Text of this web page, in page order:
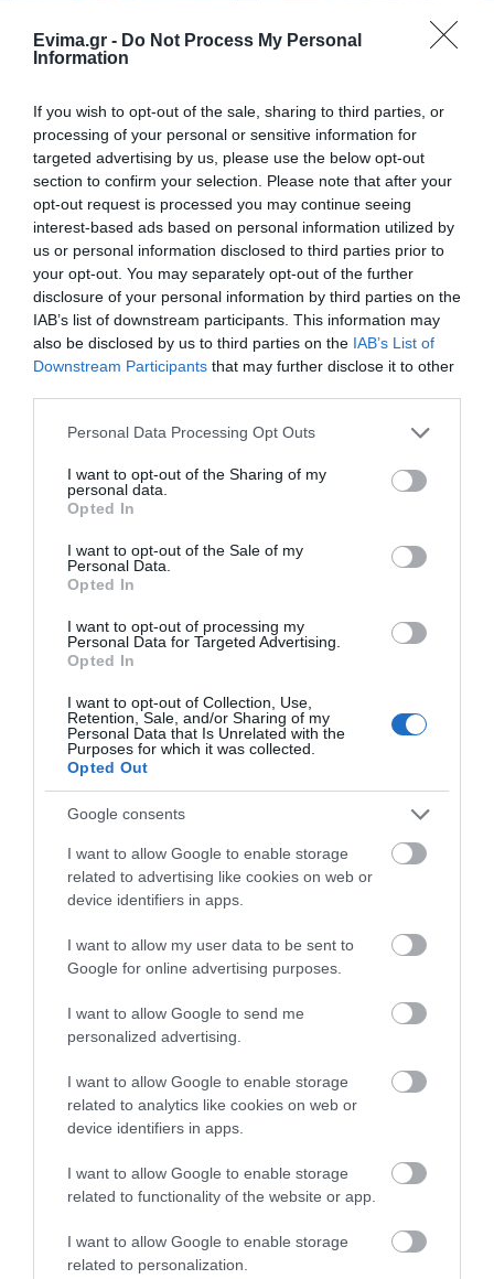
Evima.gr - Do Not Process My Personal
Information
If you wish to opt-out of the sale, sharing to third parties, or
processing of your personal or sensitive information for
targeted advertising by us, please use the below opt-out
section to confirm your selection. Please note that after your
opt-out request is processed you may continue seeing
interest-based ads based on personal information utilized by
us or personal information disclosed to third parties prior to
your opt-out. You may separately opt-out of the further
disclosure of your personal information by third parties on the
IAB’s list of downstream participants. This information may
also be disclosed by us to third parties on the IAB’s List of
Downstream Participants that may further disclose it to other
Please note that this website/app uses one or more Google
not limited to your visit or usage behaviour. You may click to
grant or deny consent to Google and its third-party tags to
use your data for below specified purposes in below Google
consent section.
Personal Data Processing Opt Outs
I want to opt-out of the Sharing of my
personal data.
Opted In
I want to opt-out of the Sale of my
Personal Data.
Opted In
I want to opt-out of processing my
Personal Data for Targeted Advertising.
Opted In
I want to opt-out of Collection, Use,
Retention, Sale, and/or Sharing of my
Personal Data that Is Unrelated with the
Purposes for which it was collected.
Opted Out
Google consents
I want to allow Google to enable storage
related to advertising like cookies on web or
device identifiers in apps.
I want to allow my user data to be sent to
Google for online advertising purposes.
I want to allow Google to send me
personalized advertising.
I want to allow Google to enable storage
related to analytics like cookies on web or
device identifiers in apps.
I want to allow Google to enable storage
related to functionality of the website or app.
I want to allow Google to enable storage
related to personalization.
Καιρός: Πολύ ζέστη σήμερα στην
Προσοχή σήμερα στην Εύβοια:
Υψηλός κίνδυνος πυρκαγιάς! Τι
απαγορεύεται από την Πολιτική
Προστασία
08.08.2026 | 08:00
Μεγάλο πανηγύρι στην Εύβοια:
Πλημμύρισε με κόσμο η Φαράκλα
(pics&vid)
08.08.2026 | 00:59
Έρχονται 40άρια μαζί με
07.08.2026 | 22:20
χρόνια μετά τη μεγάλη
καταστροφή του 2021
Νέο τροχαίο με υλικές ζημιές
Εύβοια: Γυναίκα έπεσε θύμα
διαδικτυακής απάτης – Πλήρωσε
για τρακτέρ που δεν παρέλαβε
Αθλητικό σωματείο της
ανακοίνωση για το
βουλευτή Σίμο
Κεδίκογλου- Τι
αναφέρει
Βίντεο από τη Σύμη
Α. Ο. Χαλκίς: Στον
αγιασμό ο
κίνηση του κ.
γήπεδο που συγκίνησε
Ευρώπη: Οι αντίπαλοι
Παναθηναϊκού και
προκριματικά
Α. Ο. Χαλκίς: Σήμερα η
πρώτη επίσημη της
προετοιμασίας και ο
αγιασμός
Ποιος είναι ο
απαράβατος κανόνας
των 30 λεπτών που